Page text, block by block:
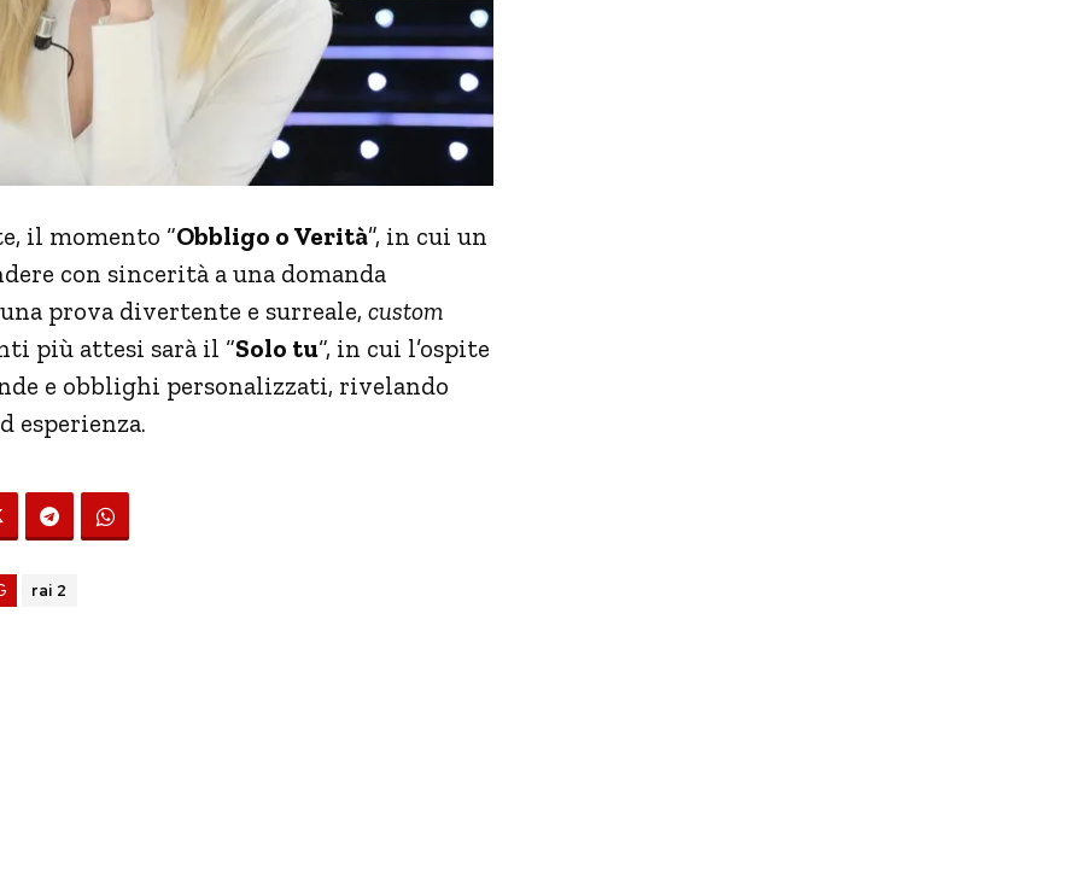
il momento “Obbligo o Verità”, in cui un
con sincerità a una domanda
prova divertente e surreale, custom
più attesi sarà il “Solo tu“, in cui l’ospite
e obblighi personalizzati, rivelando
esperienza.
rai 2